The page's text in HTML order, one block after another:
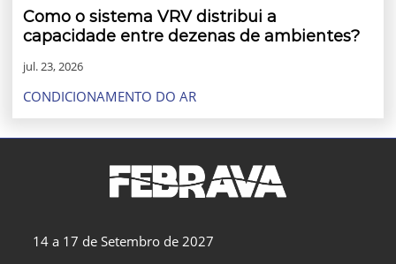
Como o sistema VRV distribui a
capacidade entre dezenas de ambientes?
jul. 23, 2026
CONDICIONAMENTO DO AR
14 a 17 de Setembro de 2027